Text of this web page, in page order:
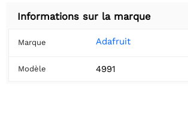
Informations sur la marque
Marque Adafruit
Modèle 4991